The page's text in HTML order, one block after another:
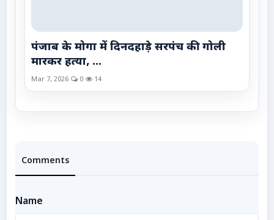
पंजाब के मोगा में दिनदहाड़े सरपंच की गोली
मारकर हत्या, ...
Mar 7, 2026 0 14
Comments
Name